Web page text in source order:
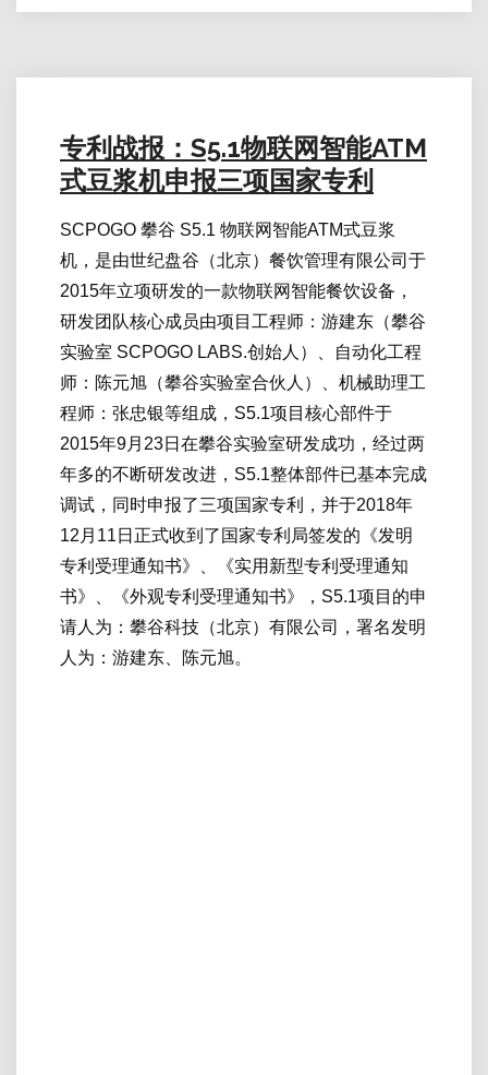
专利战报：S5.1物联网智能ATM
式豆浆机申报三项国家专利
SCPOGO 攀谷 S5.1 物联网智能ATM式豆浆
机，是由世纪盘谷（北京）餐饮管理有限公司于
2015年立项研发的一款物联网智能餐饮设备，
研发团队核心成员由项目工程师：游建东（攀谷
实验室 SCPOGO LABS.创始人）、自动化工程
师：陈元旭（攀谷实验室合伙人）、机械助理工
程师：张忠银等组成，S5.1项目核心部件于
2015年9月23日在攀谷实验室研发成功，经过两
年多的不断研发改进，S5.1整体部件已基本完成
调试，同时申报了三项国家专利，并于2018年
12月11日正式收到了国家专利局签发的《发明
专利受理通知书》、《实用新型专利受理通知
书》、《外观专利受理通知书》，S5.1项目的申
请人为：攀谷科技（北京）有限公司，署名发明
人为：游建东、陈元旭。